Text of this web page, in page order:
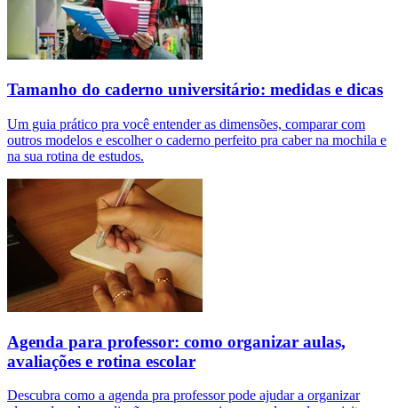
Tamanho do caderno universitário: medidas e dicas
Um guia prático pra você entender as dimensões, comparar com
outros modelos e escolher o caderno perfeito pra caber na mochila e
na sua rotina de estudos.
Agenda para professor: como organizar aulas,
avaliações e rotina escolar
Descubra como a agenda pra professor pode ajudar a organizar